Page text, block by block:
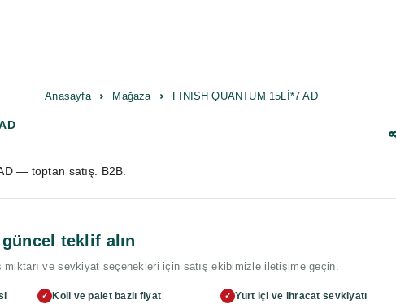
Anasayfa Mağaza FINISH QUANTUM 15Lİ*7 AD
— toptan satış. B2B.
teklif alın
ve sevkiyat seçenekleri için satış ekibimizle iletişime geçin.
✓ Koli ve palet bazlı fiyat ✓ Yurt içi ve ihracat sevkiyatı